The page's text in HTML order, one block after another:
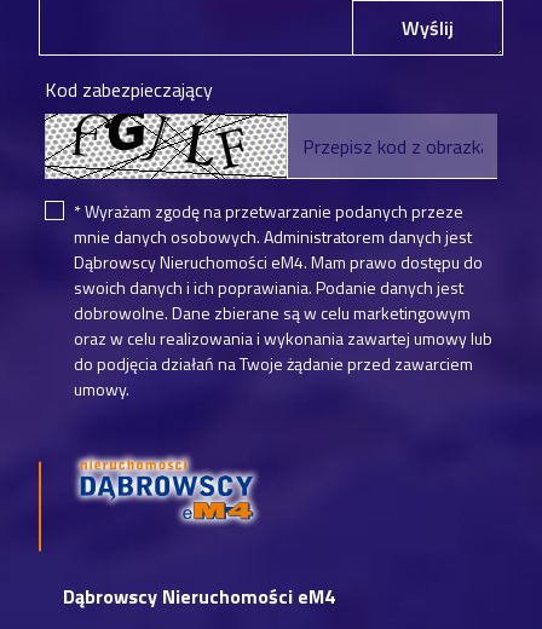
Dąbrowscy Nieruchomości eM4
Wyślij
Kod zabezpieczający
* Wyrażam zgodę na przetwarzanie podanych przeze
mnie danych osobowych. Administratorem danych jest
Dąbrowscy Nieruchomości eM4. Mam prawo dostępu do
swoich danych i ich poprawiania. Podanie danych jest
dobrowolne. Dane zbierane są w celu marketingowym
oraz w celu realizowania i wykonania zawartej umowy lub
do podjęcia działań na Twoje żądanie przed zawarciem
umowy.